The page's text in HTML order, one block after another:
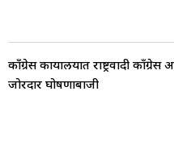
काँग्रेस कार्यालयात राष्ट्रवादी
जोरदार घोषणाबाजी